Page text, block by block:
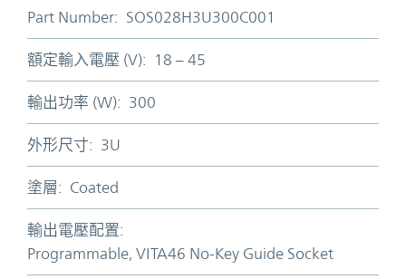
Part Number: SOS028H3U300C001
額定輸入電壓 (V): 18 – 45
輸出功率 (W): 300
外形尺寸: 3U
塗層: Coated
輸出電壓配置:
Programmable, VITA46 No-Key Guide Socket